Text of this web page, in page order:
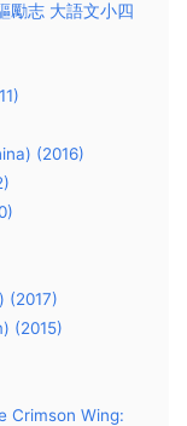
勵志 大語文小四
(2016)
(2017)
(2015)
Crimson Wing: